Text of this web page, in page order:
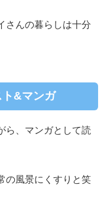
さんの暮らしは十分
&マンガ
ら、マンガとして読
の風景にくすりと笑